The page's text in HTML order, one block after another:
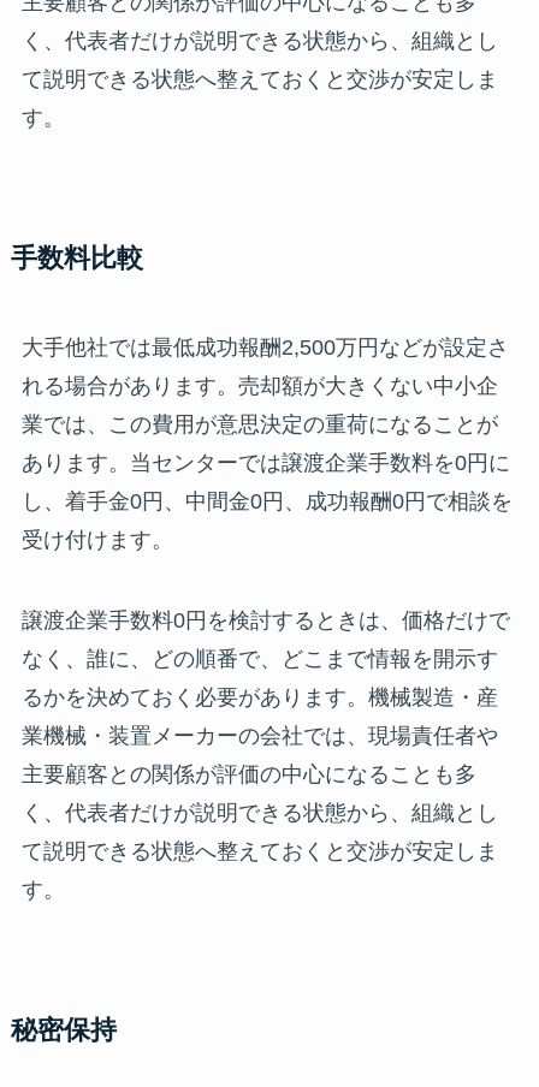
く、代表者だけが説明できる状態から、組織とし
て説明できる状態へ整えておくと交渉が安定しま
す。
手数料比較
大手他社では最低成功報酬2,500万円などが設定さ
れる場合があります。売却額が大きくない中小企
業では、この費用が意思決定の重荷になることが
あります。当センターでは譲渡企業手数料を0円に
し、着手金0円、中間金0円、成功報酬0円で相談を
受け付けます。
譲渡企業手数料0円を検討するときは、価格だけで
なく、誰に、どの順番で、どこまで情報を開示す
るかを決めておく必要があります。機械製造・産
業機械・装置メーカーの会社では、現場責任者や
主要顧客との関係が評価の中心になることも多
く、代表者だけが説明できる状態から、組織とし
て説明できる状態へ整えておくと交渉が安定しま
す。
秘密保持